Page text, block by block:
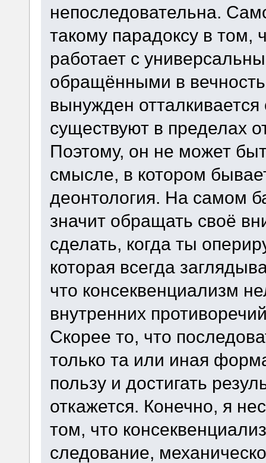
непоследовательна.
такому парадоксу в том,
работает с
обращёнными в
вынужден отталкивается
существуют в пределах
Поэтому, он не может
смысле, в котором
деонтология. На самом
значит обращать своё
сделать, когда ты
которая всегда
что консеквенциализм
внутренних
Скорее то, что
только та или иная
пользу и достигать
откажется. Конечно, я
том, что
следование,